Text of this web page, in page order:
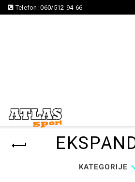
Telefon:060/512-94-66
KATEGORIJE